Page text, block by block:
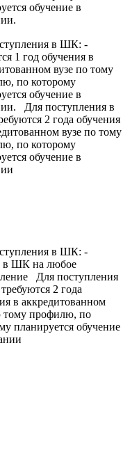
обучение в
в ШК: -
1 год обучения в
вузе по тому
по которому
обучение в
Для поступления в
2 года обучения
вузе по тому
по которому
обучение в
в ШК: -
в ШК на любое
Для поступления
2 года
в аккредитованном
тому профилю, по
планируется обучение